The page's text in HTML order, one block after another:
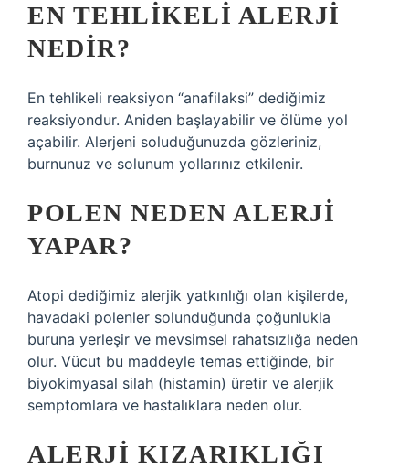
EN TEHLIKELI ALERJI
NEDIR?
En tehlikeli reaksiyon “anafilaksi” dediğimiz
reaksiyondur. Aniden başlayabilir ve ölüme yol
açabilir. Alerjeni soluduğunuzda gözleriniz,
burnunuz ve solunum yollarınız etkilenir.
POLEN NEDEN ALERJI
YAPAR?
Atopi dediğimiz alerjik yatkınlığı olan kişilerde,
havadaki polenler solunduğunda çoğunlukla
buruna yerleşir ve mevsimsel rahatsızlığa neden
olur. Vücut bu maddeyle temas ettiğinde, bir
biyokimyasal silah (histamin) üretir ve alerjik
semptomlara ve hastalıklara neden olur.
ALERJI KIZARIKLIĞI